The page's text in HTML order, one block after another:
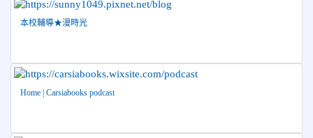
本校輔導★漫時光
Home | Carsiabooks podcast